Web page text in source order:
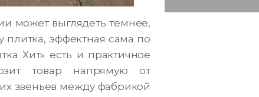
может выглядеть темнее,
эффектная сама по
Хит» есть и практичное
товар напрямую от
звеньев между фабрикой